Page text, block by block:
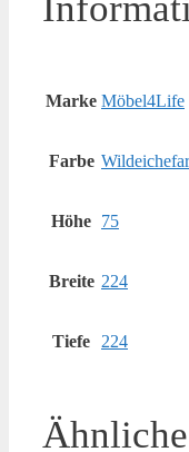
Marke Möbel4Life
Farbe
Höhe 75
Breite 224
Tiefe 224
Ähnliche